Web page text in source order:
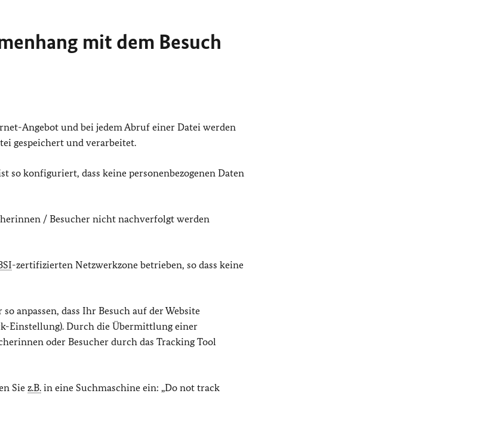
mit dem Besuch
Angebot und bei jedem Abruf einer Datei werden
gespeichert und verarbeitet.
so konfiguriert, dass keine personenbezogenen Daten
/ Besucher nicht nachverfolgt werden
-zertifizierten Netzwerkzone betrieben, so dass keine
anpassen, dass Ihr Besuch auf der Website
Einstellung). Durch die Übermittlung einer
oder Besucher durch das Tracking Tool
Sie z.B. in eine Suchmaschine ein: „Do not track